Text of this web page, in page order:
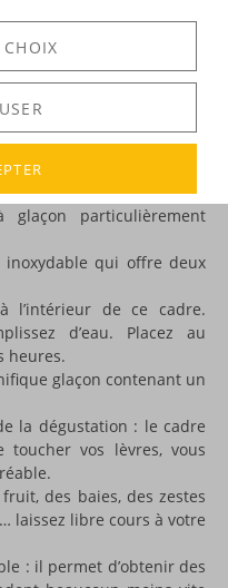
, Final Touch nous
qui n’ont pas leur pareil
en silicone, qui vous
sphériques, en forme de
glaçon particulièrement
inoxydable qui offre deux
l’intérieur de ce cadre.
d’eau. Placez au
heures.
glaçon contenant un
la dégustation : le cadre
vos lèvres, vous
des baies, des zestes
laissez libre cours à votre
: il permet d’obtenir des